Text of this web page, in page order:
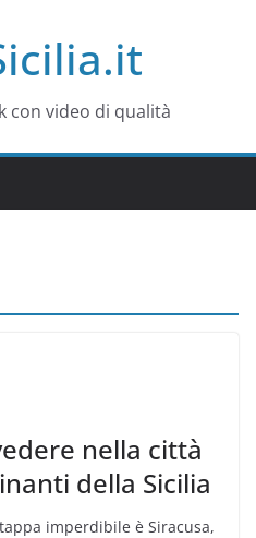
con video di qualità
nella città
della Sicilia
imperdibile è Siracusa,